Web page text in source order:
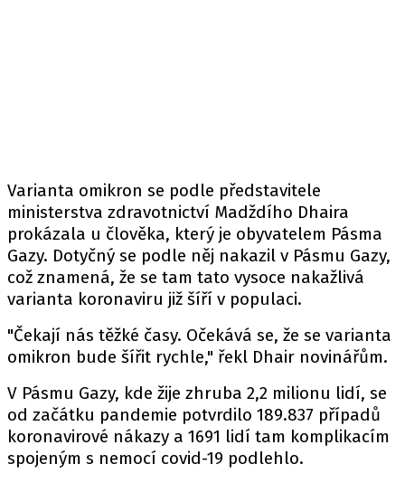
Varianta omikron se podle představitele
ministerstva zdravotnictví Madždího Dhaira
prokázala u člověka, který je obyvatelem Pásma
Gazy. Dotyčný se podle něj nakazil v Pásmu Gazy,
což znamená, že se tam tato vysoce nakažlivá
varianta koronaviru již šíří v populaci.
"Čekají nás těžké časy. Očekává se, že se varianta
omikron bude šířit rychle," řekl Dhair novinářům.
V Pásmu Gazy, kde žije zhruba 2,2 milionu lidí, se
od začátku pandemie potvrdilo 189.837 případů
koronavirové nákazy a 1691 lidí tam komplikacím
spojeným s nemocí covid-19 podlehlo.